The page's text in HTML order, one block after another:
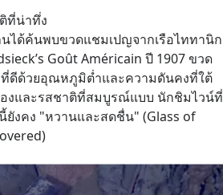
ที่น่าทึ่ง
ได้ค้นพบขวดแชมเปญจากเรือไททานิก
Goût Américain ปี 1907 ขวด
ดีด้วยอุณหภูมิต่ำและความดันคงที่ใต้
งและรสชาติที่สมบูรณ์แบบ นักชิมไวน์ที่
ยังคง "หวานและสดชื่น" (Glass of